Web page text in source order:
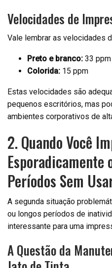
Velocidades de
Vale lembrar as velocidades
Preto e branco: 33
Colorida: 15 ppm
Estas velocidades são
pequenos escritórios, mas
ambientes corporativos de
2. Quando Você
Esporadicamente
Períodos Sem
A segunda situação
ou longos períodos de
interessante para uma
A Questão da